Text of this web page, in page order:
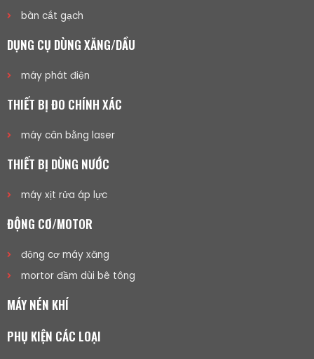
bàn cắt gạch
DỤNG CỤ DÙNG XĂNG/DẦU
máy phát điện
THIẾT BỊ ĐO CHÍNH XÁC
máy cân bằng laser
THIẾT BỊ DÙNG NƯỚC
máy xịt rửa áp lực
ĐỘNG CƠ/MOTOR
động cơ máy xăng
mortor đầm dùi bê tông
MÁY NÉN KHÍ
PHỤ KIỆN CÁC LOẠI